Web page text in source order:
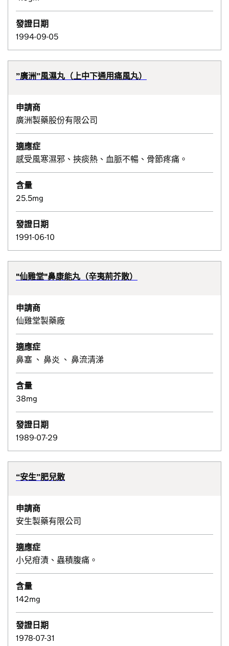
發證日期
1994-09-05
”廣洲”風濕丸（上中下通用痛風丸）
申請商
廣洲製藥股份有限公司
適應症
感受風寒濕邪、挾痰熱、血脈不暢、骨節疼痛。
含量
25.5mg
發證日期
1991-06-10
"仙雞堂"鼻康能丸（辛夷荊芥散）
申請商
仙雞堂製藥廠
適應症
鼻塞 、 鼻炎 、 鼻流清涕
含量
38mg
發證日期
1989-07-29
“安生”肥兒散
申請商
安生製藥有限公司
適應症
小兒疳漬、蟲積腹痛。
含量
142mg
發證日期
1978-07-31